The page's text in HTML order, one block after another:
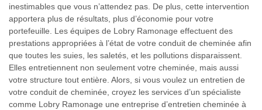
inestimables que vous n’attendez pas. De plus, cette intervention
apportera plus de résultats, plus d’économie pour votre
portefeuille. Les équipes de Lobry Ramonage effectuent des
prestations appropriées à l’état de votre conduit de cheminée afin
que toutes les suies, les saletés, et les pollutions disparaissent.
Elles entretiennent non seulement votre cheminée, mais aussi
votre structure tout entière. Alors, si vous voulez un entretien de
votre conduit de cheminée, croyez les services d’un spécialiste
comme Lobry Ramonage une entreprise d’entretien cheminée à